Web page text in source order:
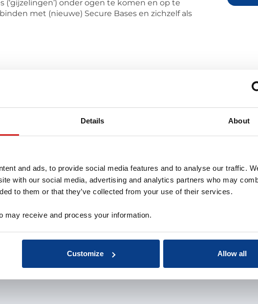
Details About
and ads, to provide social media features and to analyse our traffic.
with our social media, advertising and analytics partners who may
to them or that they’ve collected from your use of their services.
may receive and process your information.
Customize Allow all
onder ogen te komen en op te
met (nieuwe) Secure Bases en zichzelf als